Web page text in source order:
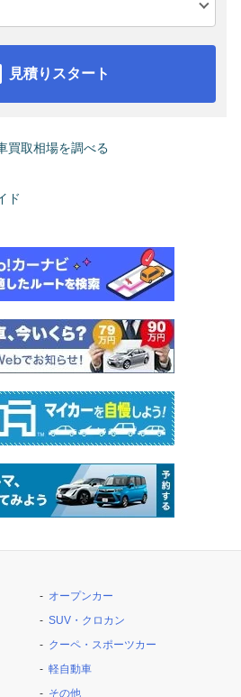
見積りスタート
買取相場を調べる
ド
オープンカー
SUV・クロカン
クーペ・スポーツカー
軽自動車
その他